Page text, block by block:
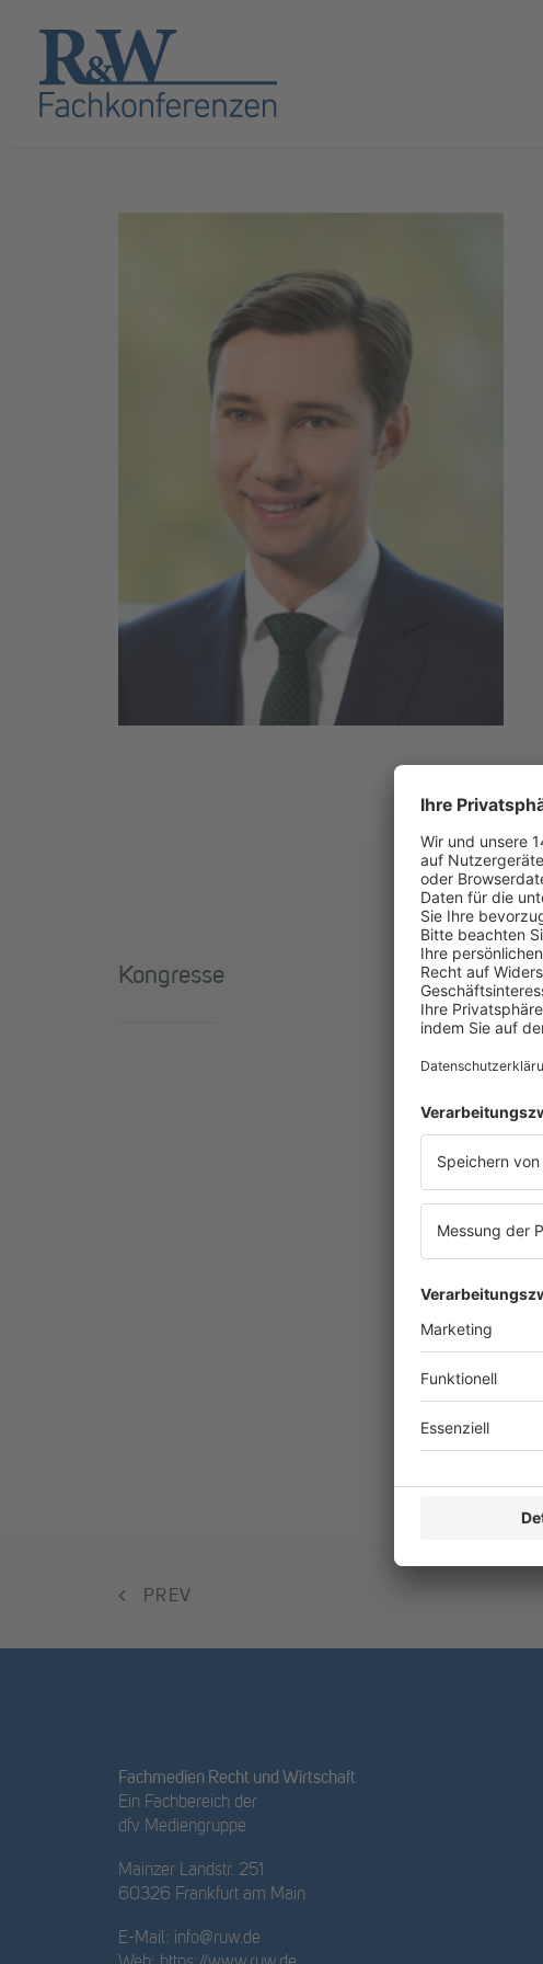
Kongresse
PREV
Fachmedien Recht und Wirtschaft
Ein Fachbereich der
dfv Mediengruppe
Mainzer Landstr. 251
60326 Frankfurt am Main
E-Mail: info@ruw.de